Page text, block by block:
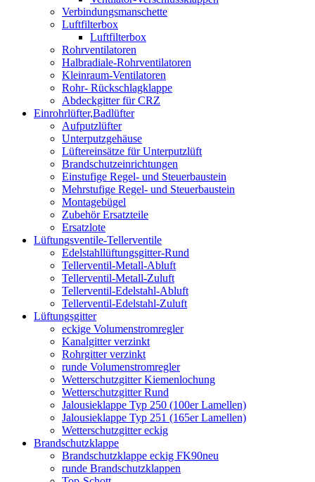
Verbindungsmanschette
Luftfilterbox
Luftfilterbox
Rohrventilatoren
Halbradiale-Rohrventilatoren
Kleinraum-Ventilatoren
Rohr- Rückschlagklappe
Abdeckgitter für CRZ
Einrohrlüfter,Badlüfter
Aufputzlüfter
Unterputzgehäuse
Lüftereinsätze für Unterputzlüft
Brandschutzeinrichtungen
Einstufige Regel- und Steuerbaustein
Mehrstufige Regel- und Steuerbaustein
Montagebügel
Zubehör Ersatzteile
Ersatzlote
Lüftungsventile-Tellerventile
Edelstahllüftungsgitter-Rund
Tellerventil-Metall-Abluft
Tellerventil-Metall-Zuluft
Tellerventil-Edelstahl-Abluft
Tellerventil-Edelstahl-Zuluft
Lüftungsgitter
eckige Volumenstromregler
Kanalgitter verzinkt
Rohrgitter verzinkt
runde Volumenstromregler
Wetterschutzgitter Kiemenlochung
Wetterschutzgitter Rund
Jalousieklappe Typ 250 (100er Lamellen)
Jalousieklappe Typ 251 (165er Lamellen)
Wetterschutzgitter eckig
Brandschutzklappe
Brandschutzklappe eckig FK90neu
runde Brandschutzklappen